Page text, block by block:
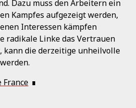
Dazu muss den Arbeitern ein
Kampfes aufgezeigt werden,
Interessen kämpfen
radikale Linke das Vertrauen
kann die derzeitige unheilvolle
France